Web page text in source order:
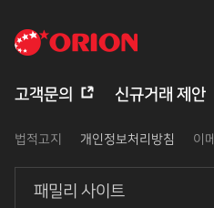
패밀리 사이트
고객문의 신규거래 제안
법적고지 개인정보처리방침 이